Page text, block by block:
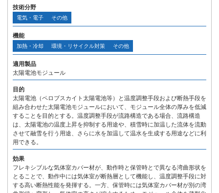
技術分野
電気・電子 その他
機能
加熱・冷却 環境・リサイクル対策 その他
適用製品
太陽電池モジュール
目的
太陽電池（ペロブスカイト太陽電池等）と温度調整手段および断熱手段を
組み合わせた太陽電池モジュールにおいて、モジュール全体の厚みを低減
することを目的とする。温度調整手段が流路構造である場合、流路構造
は、太陽電池の温度上昇を抑制する用途や、積雪時に加温した流体を流動
させて融雪を行う用途、さらに水を加温して温水を生成する用途などに利
用できる。
効果
フレキシブルな気体室カバー材が、動作時と保管時とで異なる湾曲形状を
とることで、動作中には気体室が断熱層として機能し、温度調整手段に対
する高い断熱性能を発揮する。一方、保管時には気体室カバー材が別の湾